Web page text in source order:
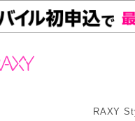
RAXY